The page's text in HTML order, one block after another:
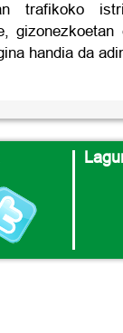
trafikoko
gizonezkoetan
handia da